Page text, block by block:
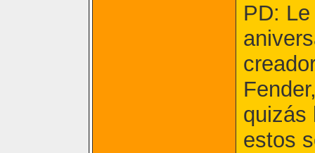
PD:
quizás
estos